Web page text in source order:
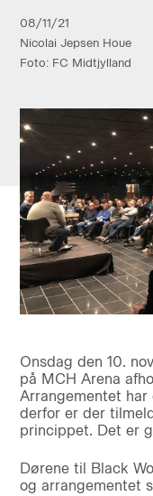
08/11/21
Nicolai Jepsen Houe
Foto: FC Midtjylland
Onsdag den 10.
på MCH Arena
Arrangementet
derfor er der
princippet. Det er
Dørene til Black
og arrangementet